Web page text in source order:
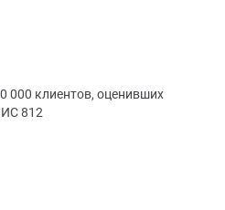
000 клиентов, оценивших
812